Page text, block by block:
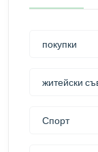
покупки
житейски
Спорт